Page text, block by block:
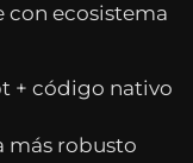
con ecosistema
+ código nativo
más robusto